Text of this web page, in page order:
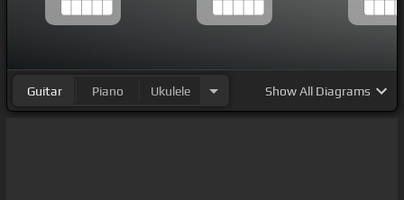
Guitar Piano Ukulele ShowAll Diagrams